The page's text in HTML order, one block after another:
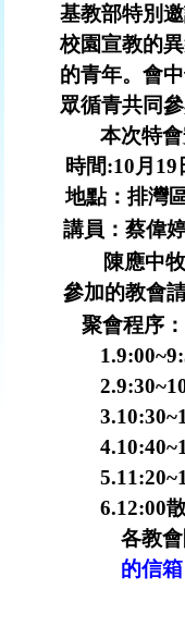
基教部特別
校園宣教的
的青年。會
眾循青共同
本次特
時間:10月19
地點：排灣
講員：蔡偉
陳應中
參加的教會
聚會程序：
6.12:00
各教
的信